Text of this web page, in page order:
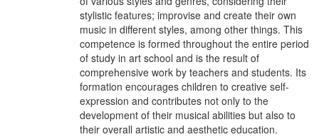
stylistic features; improvise and create their own
music in different styles, among other things. This
competence is formed throughout the entire period
of study in art school and is the result of
comprehensive work by teachers and students. Its
formation encourages children to creative self-
expression and contributes not only to the
development of their musical abilities but also to
their overall artistic and aesthetic education.